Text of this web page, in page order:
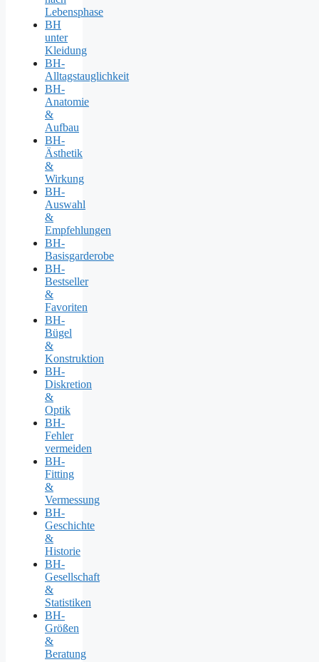
Lebensphase
BH
unter
Kleidung
BH-
Alltagstauglichkeit
BH-
Anatomie
&
Aufbau
BH-
Ästhetik
&
Wirkung
BH-
Auswahl
&
Empfehlungen
BH-
Basisgarderobe
BH-
Bestseller
&
Favoriten
BH-
Bügel
&
Konstruktion
BH-
Diskretion
&
Optik
BH-
Fehler
vermeiden
BH-
Fitting
&
Vermessung
BH-
Geschichte
&
Historie
BH-
Gesellschaft
&
Statistiken
BH-
Größen
&
Beratung